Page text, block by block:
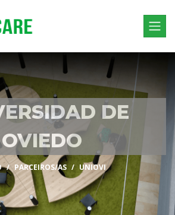
DE
OVIEDO
PARCEIROS/AS UNIOVI